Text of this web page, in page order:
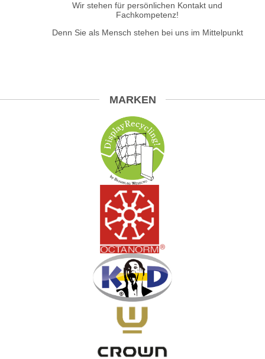
Wir stehen für persönlichen Kontakt und
Fachkompetenz!
Denn Sie als Mensch stehen bei uns im Mittelpunkt
MARKEN